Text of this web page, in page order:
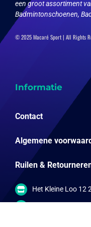
een groot assortiment
Badmintonschoenen,
© 2025 Macaré Sport | All Rights
Informatie
Contact
Algemene
Ruilen &
Het Kleine Loo 12